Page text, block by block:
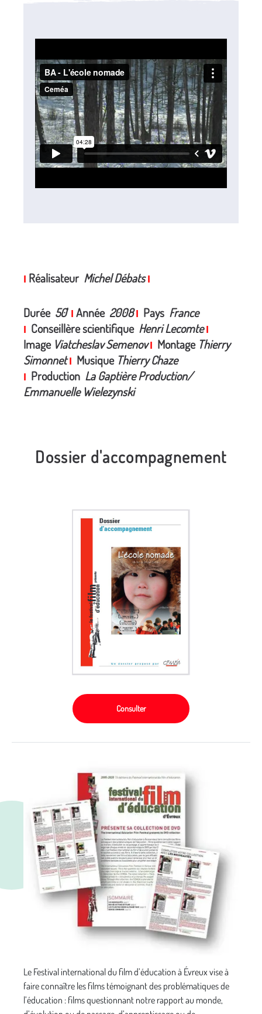
I Réalisateur Michel DébatsI
Durée 50' I Année 2008 I Pays France
I Conseillère scientifique Henri Lecomte I
Image Viatcheslav SemenovI Montage Thierry
Simonnet I Musique Thierry Chaze
I Production La Gaptière Production/
Emmanuelle Wielezynski
Dossier d'accompagnement
Consulter
Le Festival international du film d’éducation à Évreux vise à
faire connaître les films témoignant des problématiques de
l’éducation : films questionnant notre rapport au monde,